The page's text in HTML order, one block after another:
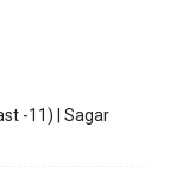
-11) | Sagar